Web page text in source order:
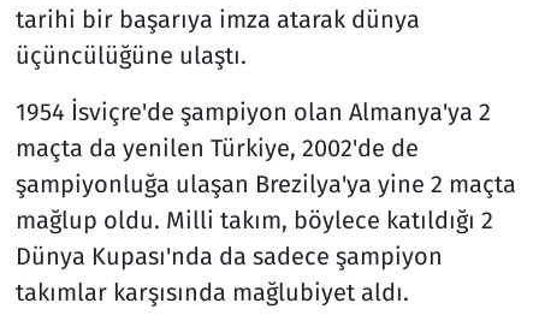
tarihi bir başarıya imza atarak dünya
üçüncülüğüne ulaştı.
1954 İsviçre'de şampiyon olan Almanya'ya 2
maçta da yenilen Türkiye, 2002'de de
şampiyonluğa ulaşan Brezilya'ya yine 2 maçta
mağlup oldu. Milli takım, böylece katıldığı 2
Dünya Kupası'nda da sadece şampiyon
takımlar karşısında mağlubiyet aldı.